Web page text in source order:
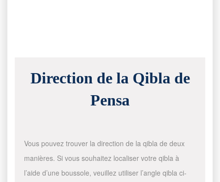
Direction de la Qibla de
Pensa
Vous pouvez trouver la direction de la qibla de deux
manières. Si vous souhaitez localiser votre qibla à
l’aide d’une boussole, veuillez utiliser l’angle qibla ci-